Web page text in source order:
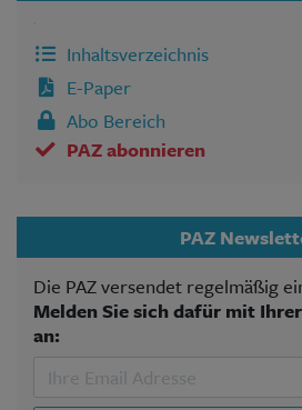
Inhaltsverzeichnis
E-Paper
Abo Bereich
PAZ abonnieren
PAZ
Die PAZ versendet regelmäßig
Melden Sie sich dafür mit
an: